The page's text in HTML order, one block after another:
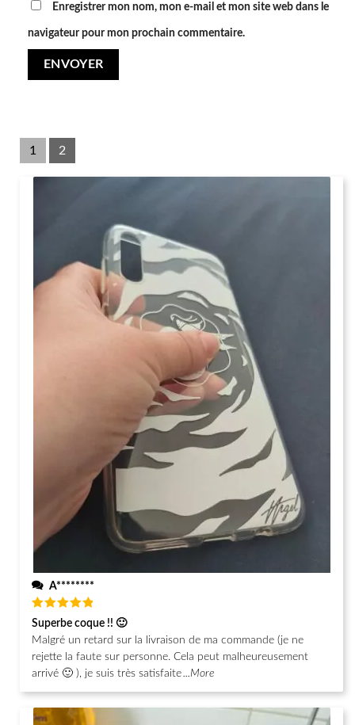
Enregistrer mon nom, mon e-mail et mon site web dans le
navigateur pour mon prochain commentaire.
1 2
A********
Note5
sur 5
Superbe coque !! 🙂
Malgré un retard sur la livraison de ma commande (je ne
rejette la faute sur personne. Cela peut malheureusement
arrivé 🙂 ), je suis très satisfaite ...More